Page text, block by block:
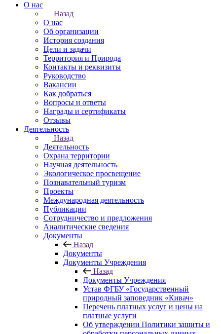
О нас
Назад
О нас
Об организации
История создания
Цели и задачи
Территория и Природа
Контакты и реквизиты
Руководство
Вакансии
Как добраться
Вопросы и ответы
Награды и сертификаты
Отзывы
Деятельность
Назад
Деятельность
Охрана территории
Научная деятельность
Экологическое просвещение
Познавательный туризм
Проекты
Международная деятельность
Публикации
Сотрудничество и предложения
Аналитические сведения
Документы
Назад
Документы
Документы Учреждения
Назад
Документы Учреждения
Устав ФГБУ «Государственный
природный заповедник «Кивач»
Перечень платных услуг и цены на
платные услуги
Об утверждении Политики защиты и